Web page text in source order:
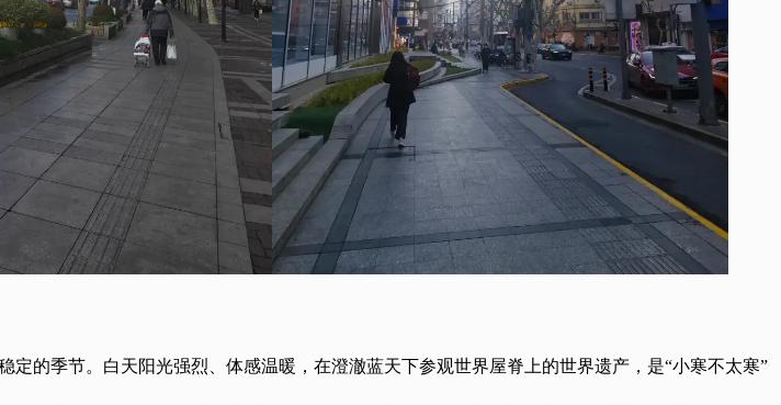
定的季节。白天阳光强烈、体感温暖，在澄澈蓝天下参观世界屋脊上的世界遗产，是“小寒不太寒”